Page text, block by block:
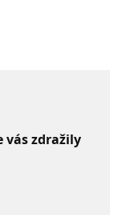
vás zdražily